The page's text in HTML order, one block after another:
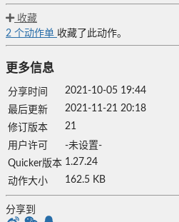
收藏
2 个动作单 收藏了此动作。
更多信息
分享时间
2021-10-05 19:44
最后更新
2021-11-21 20:18
修订版本
21
用户许可
-未设置-
Quicker版本 1.27.24
动作大小
162.5 KB
分享到